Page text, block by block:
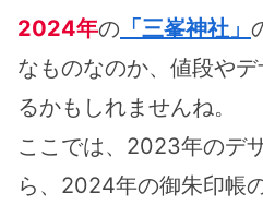
2024年の 「三峯神社」
なものなのか、値段や
るかもしれませんね。
ここでは、2023年のデ
ら、2024年の御朱印帳